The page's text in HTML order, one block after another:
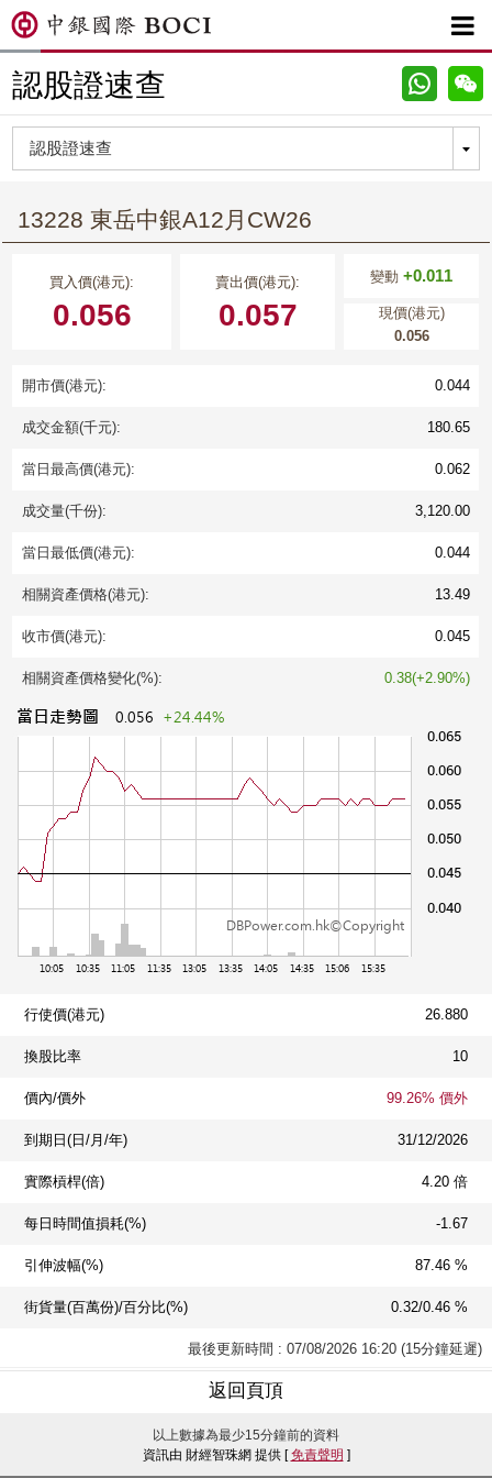

認股證速查
13228 東岳中銀A12月CW26
買入價(港元):
0.056
賣出價(港元):
0.057
變動+0.011
現價(港元)
0.056
開市價(港元): 0.044
成交金額(千元): 180.65
當日最高價(港元): 0.062
成交量(千份): 3,120.00
當日最低價(港元): 0.044
相關資產價格(港元): 13.49
收市價(港元): 0.045
相關資產價格變化(%): 0.38(+2.90%)
行使價(港元) 26.880
換股比率 10
價內/價外 99.26% 價外
到期日(日/月/年) 31/12/2026
實際槓桿(倍) 4.20 倍
每日時間值損耗(%) -1.67
引伸波幅(%) 87.46 %
街貨量(百萬份)/百分比(%) 0.32/0.46 %
最後更新時間 : 07/08/2026 16:20 (15分鐘延遲)
返回頁頂
以上數據為最少15分鐘前的資料
資訊由 財經智珠網 提供 [免責聲明 ]